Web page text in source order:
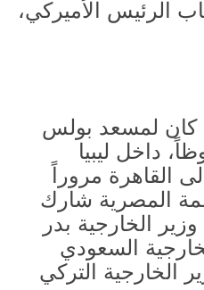
الرئيس الأميركي،
كان لمسعد بولس
داخل ليبيا
القاهرة مروراً
المصرية شارك
الخارجية بدر
السعودي
الخارجية التركي